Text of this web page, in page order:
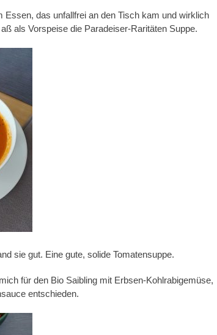
Essen, das unfallfrei an den Tisch kam und wirklich
als Vorspeise die Paradeiser-Raritäten Suppe.
sie gut. Eine gute, solide Tomatensuppe.
für den Bio Saibling mit Erbsen-Kohlrabigemüse,
entschieden.